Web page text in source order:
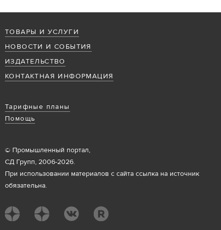
ТОВАРЫ И УСЛУГИ
НОВОСТИ И СОБЫТИЯ
ИЗДАТЕЛЬСТВО
КОНТАКТНАЯ ИНФОРМАЦИЯ
Тарифные планы
Помощь
© Промышленный портал,
СД Групп, 2006-2026.
При использовании материалов с сайта ссылка на источник
обязательна.